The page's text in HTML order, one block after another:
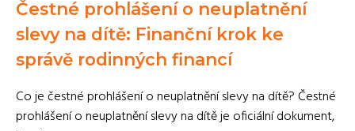
Čestné prohlášení o neuplatnění
slevy na dítě: Finanční krok ke
správě rodinných financí
Co je čestné prohlášení o neuplatnění slevy na dítě? Čestné
prohlášení o neuplatnění slevy na dítě je oficiální dokument,